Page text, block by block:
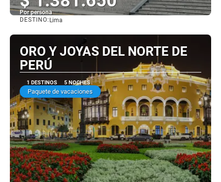
Por persona
DESTINO: Lima
ORO Y JOYAS DEL NORTE DE
PERÚ
1 DESTINOS 5 NOCHES
Paquete de vacaciones